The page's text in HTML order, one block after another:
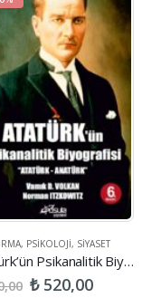
, PSIKOLOJI, SIYASET
Atatürk’ün Psikanalitik Biyografisi
₺520,00